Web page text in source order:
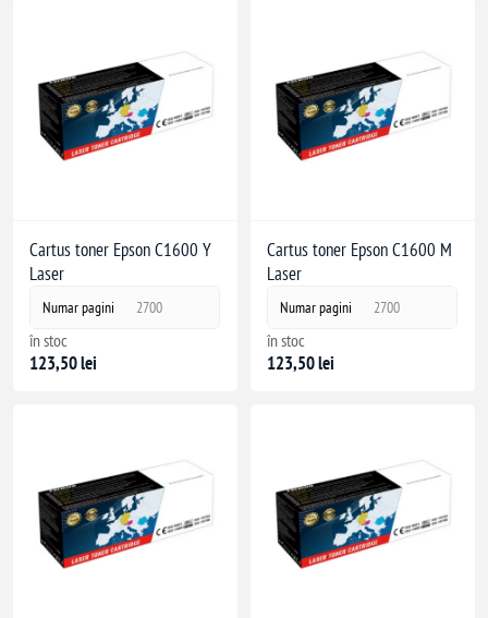
Cartus toner Epson C1600 Y
Laser
Numar pagini 2700
în stoc
123,50 lei
Cartus toner Epson C1600 M
Laser
Numar pagini 2700
în stoc
123,50 lei